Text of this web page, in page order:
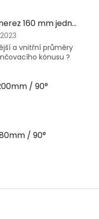
Konus ukončovací nerez 160 mm jednoprůduch
a vnitřní průměry
kónusu ?
/ 90°
/ 90°